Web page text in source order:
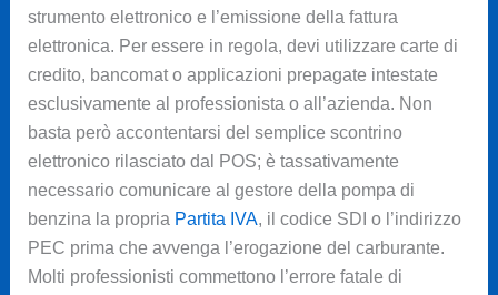
strumento elettronico e l’emissione della fattura
elettronica. Per essere in regola, devi utilizzare carte di
credito, bancomat o applicazioni prepagate intestate
esclusivamente al professionista o all’azienda. Non
basta però accontentarsi del semplice scontrino
elettronico rilasciato dal POS; è tassativamente
necessario comunicare al gestore della pompa di
benzina la propria Partita IVA, il codice SDI o l’indirizzo
PEC prima che avvenga l’erogazione del carburante.
Molti professionisti commettono l’errore fatale di